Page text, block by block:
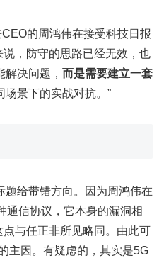
的周鸿伟在接受科技日报
说，防守的思路已经无效，也
决问题， 而是需要建立一套
场景下的实战对抗。”
给带错方向。因为周鸿伟在
通信协议，它本身的漏洞相
与任正非所见略同。由此可
主因。有疑虑的，其实是5G